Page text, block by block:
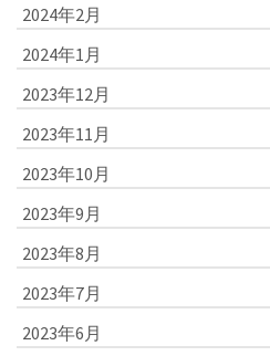
2024年2月
2024年1月
2023年12月
2023年11月
2023年10月
2023年9月
2023年8月
2023年7月
2023年6月